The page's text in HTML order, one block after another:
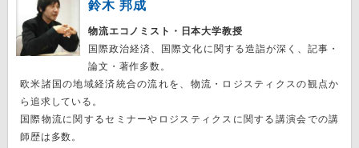
鈴木 邦成
物流エコノミスト・日本大学教授
国際政治経済、国際文化に関する造詣が深く、記事・
論文・著作多数。
欧米諸国の地域経済統合の流れを、物流・ロジスティクスの観点か
ら追求している。
国際物流に関するセミナーやロジスティクスに関する講演会での講
師歴は多数。